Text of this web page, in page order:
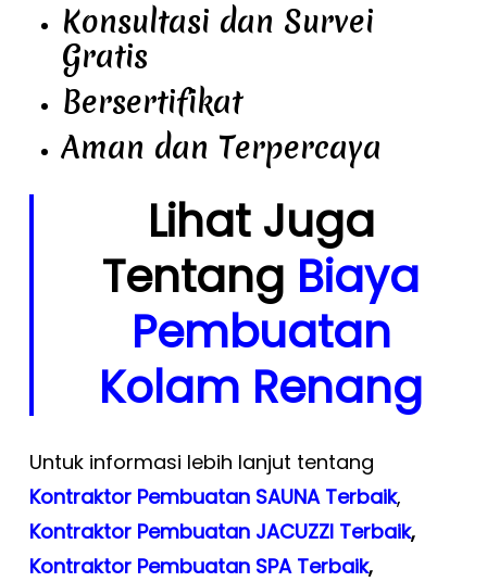
Konsultasi dan Survei
Gratis
Bersertifikat
Aman dan Terpercaya
Lihat Juga
Tentang Biaya
Pembuatan
Kolam Renang
Untuk informasi lebih lanjut tentang
Kontraktor Pembuatan SAUNA Terbaik,
Kontraktor Pembuatan JACUZZI Terbaik,
Kontraktor Pembuatan SPA Terbaik,